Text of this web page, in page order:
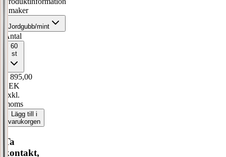
Smaker
Jordgubb/mint
Antal
60
st
1 895,00
SEK
exkl.
moms
Lägg till i
varukorgen
Ta
kontakt,